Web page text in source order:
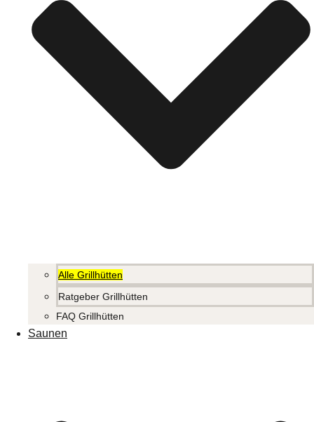
Alle Grillhütten
Ratgeber Grillhütten
FAQ Grillhütten
Saunen